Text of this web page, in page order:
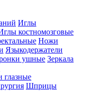
Иглы
костномозговые
Ножи
Языкодержатели
ушные Зеркала
глазные
Шприцы